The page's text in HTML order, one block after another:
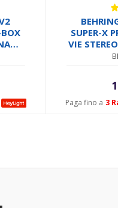
Paga fino a 3
SUPER-X
VIE